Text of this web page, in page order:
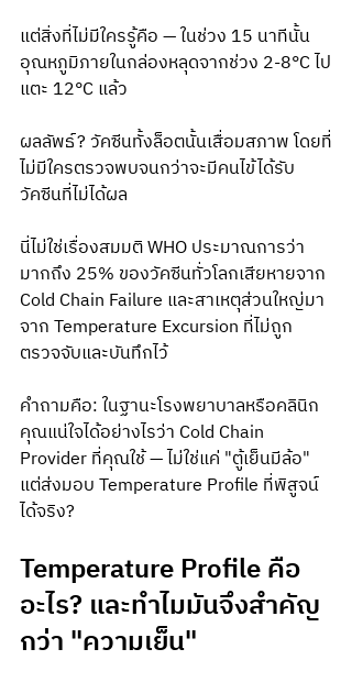
แต่สิ่งที่ไม่มีใครรู้คือ — ในช่วง 15 นาทีนั้น
อุณหภูมิภายในกล่องหลุดจากช่วง 2-8°C ไป
แตะ 12°C แล้ว
ผลลัพธ์? วัคซีนทั้งล็อตนั้นเสื่อมสภาพ โดยที่
ไม่มีใครตรวจพบจนกว่าจะมีคนไข้ได้รับ
วัคซีนที่ไม่ได้ผล
นี่ไม่ใช่เรื่องสมมติ WHO ประมาณการว่า
มากถึง 25% ของวัคซีนทั่วโลกเสียหายจาก
Cold Chain Failure และสาเหตุส่วนใหญ่มา
จาก Temperature Excursion ที่ไม่ถูก
ตรวจจับและบันทึกไว้
คำถามคือ: ในฐานะโรงพยาบาลหรือคลินิก
คุณแน่ใจได้อย่างไรว่า Cold Chain
Provider ที่คุณใช้ — ไม่ใช่แค่ "ตู้เย็นมีล้อ"
แต่ส่งมอบ Temperature Profile ที่พิสูจน์
ได้จริง?
Temperature Profile คือ
อะไร? และทำไมมันจึงสำคัญ
กว่า "ความเย็น"